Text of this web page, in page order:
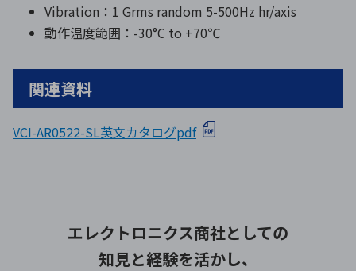
Vibration：1 Grms random 5-500Hz hr/axis
動作温度範囲：-30°C to +70℃
関連資料
VCI-AR0522-SL英文カタログpdf
エレクトロニクス商社としての
知見と経験を活かし、